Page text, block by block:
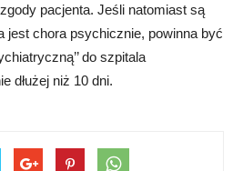
pacjenta. Jeśli natomiast są
jest chora psychicznie, powinna być
do szpitala
dłużej niż 10 dni.